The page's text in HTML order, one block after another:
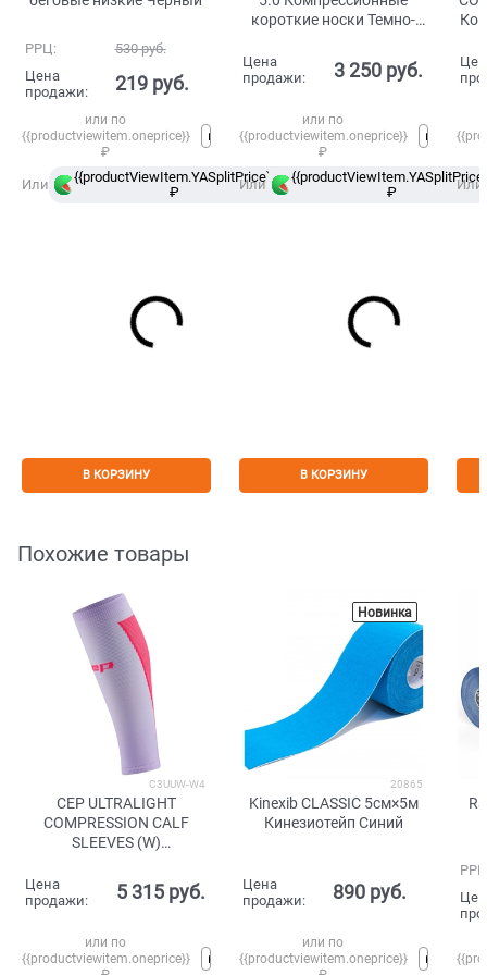
РРЦ: 530 руб.
Цена
продажи:
219 руб.
или по
{{productviewitem.oneprice}}
₽
Или
{{productViewItem.YASplitPrice}}
₽
в
Сплит
В КОРЗИНУ
короткие носки Темно-
Цена
продажи:
3 250 руб.
или по
{{productviewitem.oneprice}}
₽
Или
₽
В КОРЗИНУ
Или
Похожие товары
C3UUW-W4
CEP ULTRALIGHT
COMPRESSION CALF
SLEEVES (W)
для бега ультратонкие
женские Фиолетовый/
Цена
продажи:
5 315 руб.
или по
{{productviewitem.oneprice}}
Новинка
20865
Kinexib CLASSIC 5см×5м
Кинезиотейп Синий
Цена
продажи:
890 руб.
или по
{{productviewitem.oneprice}}